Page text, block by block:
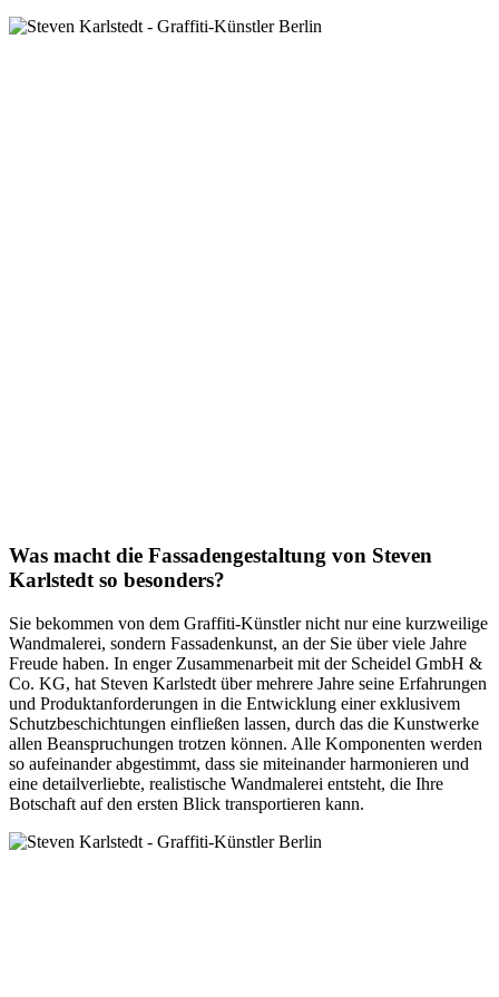
Was macht die Fassadengestaltung von Steven
Karlstedt so besonders?
Sie bekommen von dem Graffiti-Künstler nicht nur eine kurzweilige
Wandmalerei, sondern Fassadenkunst, an der Sie über viele Jahre
Freude haben. In enger Zusammenarbeit mit der Scheidel GmbH &
Co. KG, hat Steven Karlstedt über mehrere Jahre seine Erfahrungen
und Produktanforderungen in die Entwicklung einer exklusivem
Schutzbeschichtungen einfließen lassen, durch das die Kunstwerke
allen Beanspruchungen trotzen können. Alle Komponenten werden
so aufeinander abgestimmt, dass sie miteinander harmonieren und
eine detailverliebte, realistische Wandmalerei entsteht, die Ihre
Botschaft auf den ersten Blick transportieren kann.